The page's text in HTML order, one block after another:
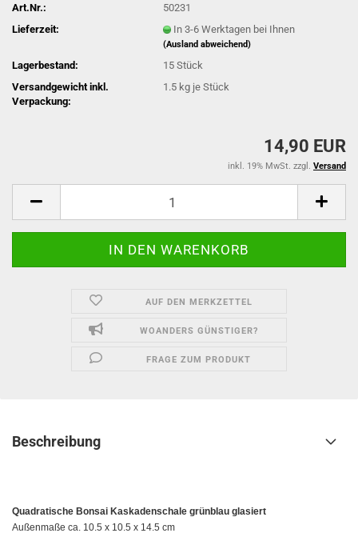
Art.Nr.:
50231
Lieferzeit:
In 3-6 Werktagen bei Ihnen
(Ausland abweichend)
Lagerbestand: 15Stück
Versandgewicht inkl.
Verpackung:
1.5 kg je Stück
14,90 EUR
inkl. 19% MwSt. zzgl. Versand
AUF DEN MERKZETTEL
WOANDERS GÜNSTIGER?
FRAGE ZUM PRODUKT
Beschreibung
Quadratische Bonsai Kaskadenschale grünblau glasiert
Außenmaße ca. 10.5 x 10.5 x 14.5 cm